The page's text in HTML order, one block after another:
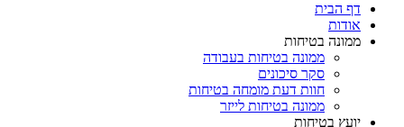
דף הבית
אודות
ממונה בטיחות
ממונה בטיחות בעבודה
סקר סיכונים
חוות דעת מומחה בטיחות
ממונה בטיחות לייזר
יועץ בטיחות